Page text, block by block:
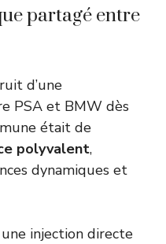
partagé entre
d’une
PSA et BMW dès
était de
polyvalent,
dynamiques et
injection directe